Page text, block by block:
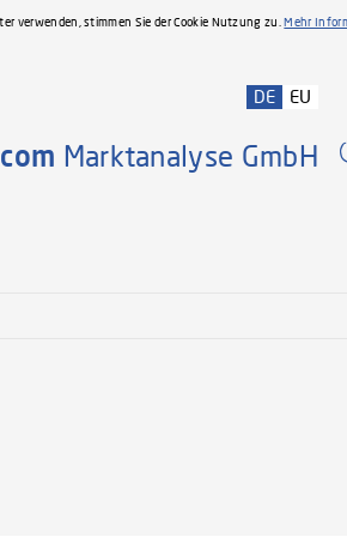
verwenden, stimmen Sie der Cookie Nutzung zu.Mehr
Marktanalyse GmbH
DE EU